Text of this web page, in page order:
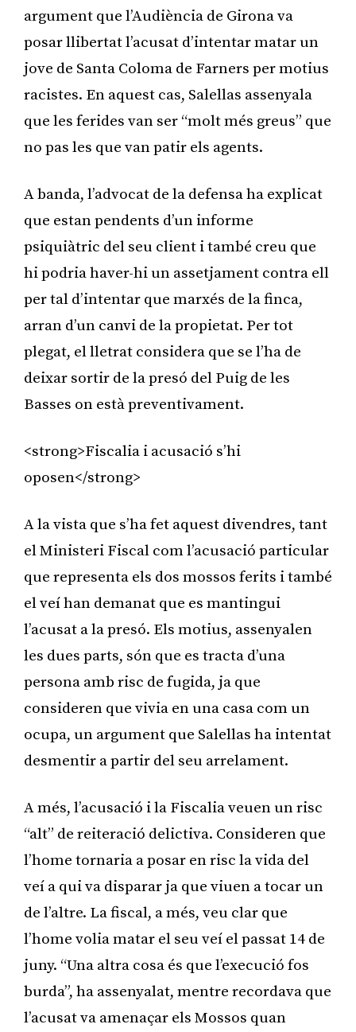
argument que l’Audiència de Girona va
posar llibertat l’acusat d’intentar matar un
jove de Santa Coloma de Farners per motius
racistes. En aquest cas, Salellas assenyala
que les ferides van ser “molt més greus” que
no pas les que van patir els agents.
A banda, l’advocat de la defensa ha explicat
que estan pendents d’un informe
psiquiàtric del seu client i també creu que
hi podria haver-hi un assetjament contra ell
per tal d’intentar que marxés de la finca,
arran d’un canvi de la propietat. Per tot
plegat, el lletrat considera que se l’ha de
deixar sortir de la presó del Puig de les
Basses on està preventivament.
<strong>Fiscalia i acusació s’hi
oposen</strong>
A la vista que s’ha fet aquest divendres, tant
el Ministeri Fiscal com l’acusació particular
que representa els dos mossos ferits i també
el veí han demanat que es mantingui
l’acusat a la presó. Els motius, assenyalen
les dues parts, són que es tracta d’una
persona amb risc de fugida, ja que
consideren que vivia en una casa com un
ocupa, un argument que Salellas ha intentat
desmentir a partir del seu arrelament.
A més, l’acusació i la Fiscalia veuen un risc
“alt” de reiteració delictiva. Consideren que
l’home tornaria a posar en risc la vida del
veí a qui va disparar ja que viuen a tocar un
de l’altre. La fiscal, a més, veu clar que
l’home volia matar el seu veí el passat 14 de
juny. “Una altra cosa és que l’execució fos
burda”, ha assenyalat, mentre recordava que
l’acusat va amenaçar els Mossos quan